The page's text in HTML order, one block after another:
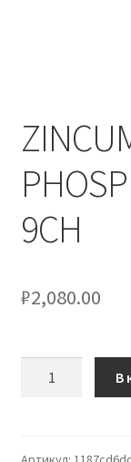
9CH
₽2,080.00
DOSE
В